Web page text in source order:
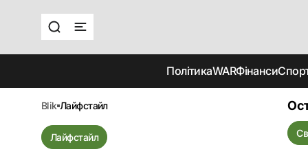
ПолітикаWARФінанси
blik лайфстайл
Лайфстайл